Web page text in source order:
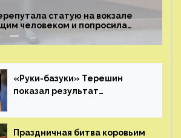
статую на вокзале
человеком и попросила
«Руки-базуки» Терешин
показал результат
Праздничная битва коровьим